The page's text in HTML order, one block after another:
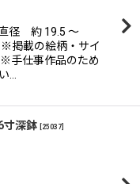
径 約 19.5 〜
掲載の絵柄・サイ
手仕事作品のため
…
深鉢 25037